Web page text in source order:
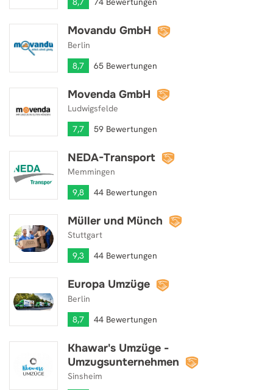
Movandu GmbH
Berlin
8,7
65 Bewertungen
Movandu GmbH
Movenda GmbH
Ludwigsfelde
7,7
59 Bewertungen
Movenda GmbH
NEDA-Transport
Memmingen
9,8
44 Bewertungen
NEDA-Transport
Müller und Münch
Stuttgart
9,3
44 Bewertungen
Müller und Münch
Europa Umzüge
Berlin
8,7
44 Bewertungen
Europa Umzüge
Khawar's Umzüge -
Umzugsunternehmen
Sinsheim
Khawar's Umzüge - Umzugsunternehmen